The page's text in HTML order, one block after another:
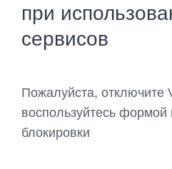
при
сервисов
Пожалуйста, отключите
воспользуйтесь
блокировки